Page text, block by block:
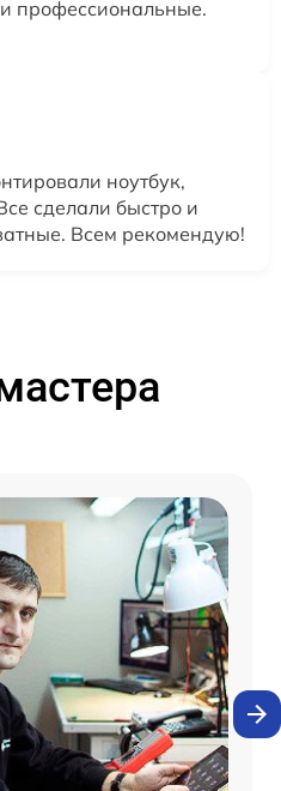
профессиональные.
ноутбук,
сделали быстро и
Всем рекомендую!